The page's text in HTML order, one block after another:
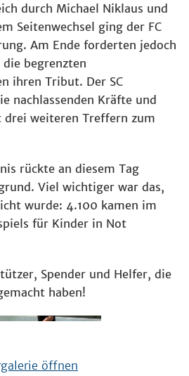
durch Michael Niklaus und
Seitenwechsel ging der FC
Am Ende forderten jedoch
begrenzten
ihren Tribut. Der SC
nachlassenden Kräfte und
weiteren Treffern zum
rückte an diesem Tag
Viel wichtiger war das,
wurde: 4.100 kamen im
für Kinder in Not
Spender und Helfer, die
haben!
öffnen